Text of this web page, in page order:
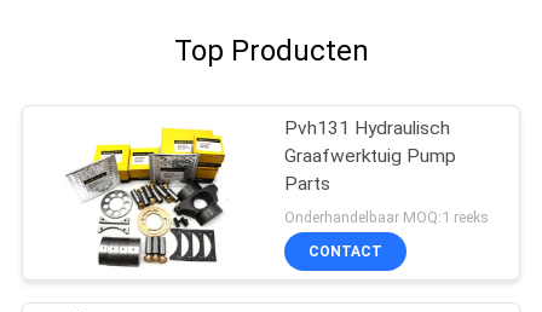
Top Producten
Pvh131 Hydraulisch
Graafwerktuig Pump
Parts
Onderhandelbaar MOQ:1 reeks
CONTACT